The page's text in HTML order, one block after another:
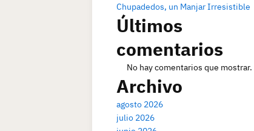
Chupadedos, un Manjar Irresistible
Últimos
comentarios
No hay comentarios que mostrar.
Archivo
agosto 2026
julio 2026